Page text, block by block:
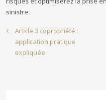
sinistre.
Article 3 copropriété :
application pratique
expliquée